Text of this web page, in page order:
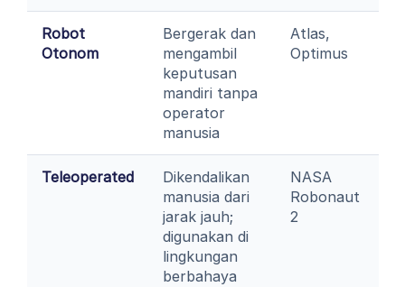
Robot
Otonom
Bergerak dan
mengambil
keputusan
mandiri tanpa
operator
manusia
Atlas,
Optimus
Teleoperated
Dikendalikan
manusia dari
jarak jauh;
digunakan di
lingkungan
berbahaya
NASA
Robonaut
2